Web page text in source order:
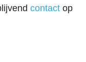
contact op